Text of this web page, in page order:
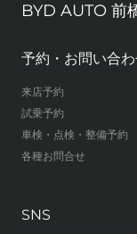
BYD AUTO 前
予約・お問い合
来店予約
試乗予約
車検・点検・整備予約
各種お問合せ
SNS